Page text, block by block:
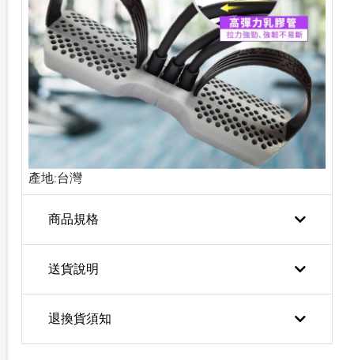
產地:台灣
商品規格
送貨說明
退換貨須知